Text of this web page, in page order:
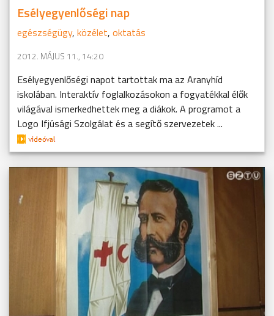
Esélyegyenlőségi nap
egészségügy, közélet, oktatás
2012. MÁJUS 11., 14:20
Esélyegyenlőségi napot tartottak ma az Aranyhíd
iskolában. Interaktív foglalkozásokon a fogyatékkal élők
világával ismerkedhettek meg a diákok. A programot a
Logo Ifjúsági Szolgálat és a segítő szervezetek ...